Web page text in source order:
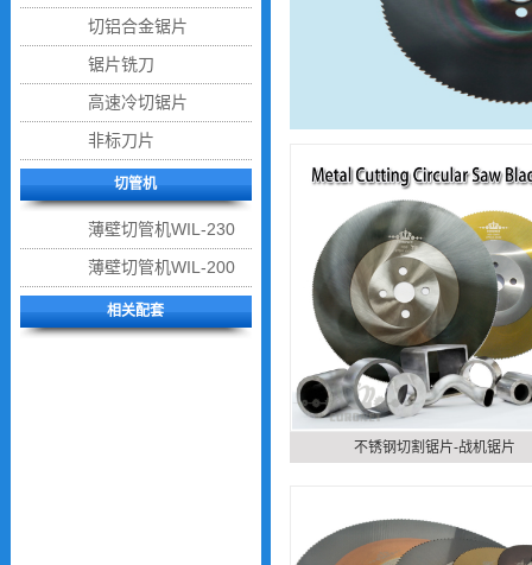
切铝合金锯片
锯片铣刀
高速冷切锯片
非标刀片
切管机
薄壁切管机WIL-230
薄壁切管机WIL-200
相关配套
不锈钢切割锯片-战机锯片